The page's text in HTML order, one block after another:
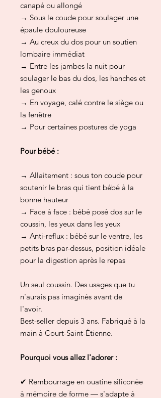
canapé ou allongé
→ Sous le coude pour soulager une
épaule douloureuse
→ Au creux du dos pour un soutien
lombaire immédiat
→ Entre les jambes la nuit pour
soulager le bas du dos, les hanches et
les genoux
→ En voyage, calé contre le siège ou
la fenêtre
→ Pour certaines postures de yoga
Pour bébé :
→ Allaitement : sous ton coude pour
soutenir le bras qui tient bébé à la
bonne hauteur
→ Face à face : bébé posé dos sur le
coussin, les yeux dans les yeux
→ Anti-reflux : bébé sur le ventre, les
petits bras par-dessus, position idéale
pour la digestion après le repas
Un seul coussin. Des usages que tu
n'aurais pas imaginés avant de
l'avoir.
Best-seller depuis 3 ans. Fabriqué à la
main à Court-Saint-Étienne.
Pourquoi vous allez l'adorer :
✔ Rembourrage en ouatine siliconée
à mémoire de forme — s'adapte à